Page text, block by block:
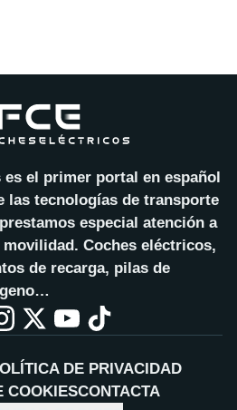
el primer portal en español
las tecnologías de transporte
especial atención a
Coches eléctricos,
de recarga, pilas de
DE PRIVACIDAD
COOKIESCONTACTA